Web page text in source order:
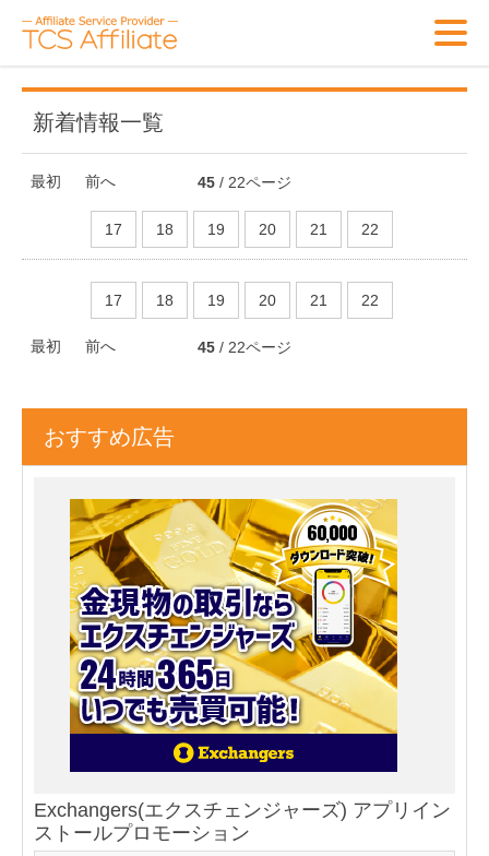
新着情報一覧
45 / 22ページ
最初 前へ
17 18 19 20 21 22
最初 前へ
17 18 19 20 21 22
45 / 22ページ
おすすめ広告
Exchangers(エクスチェンジャーズ) アプリイン
ストールプロモーション